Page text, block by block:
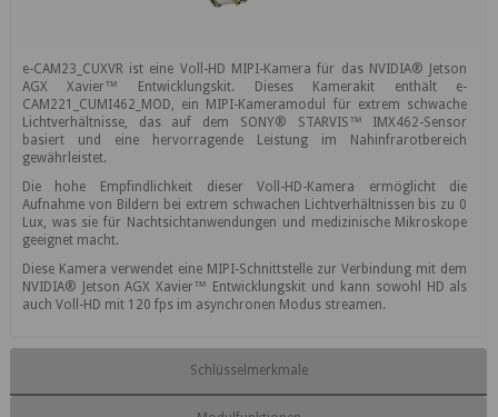
e-CAM23_CUXVR ist eine Voll-HD MIPI-Kamera für das NVIDIA® Jetson
AGX Xavier™ Entwicklungskit. Dieses Kamerakit enthält e-
CAM221_CUMI462_MOD, ein MIPI-Kameramodul für extrem schwache
Lichtverhältnisse, das auf dem SONY® STARVIS™ IMX462-Sensor
basiert und eine hervorragende Leistung im Nahinfrarotbereich
gewährleistet.
Die hohe Empfindlichkeit dieser Voll-HD-Kamera ermöglicht die
Aufnahme von Bildern bei extrem schwachen Lichtverhältnissen bis zu 0
Lux, was sie für Nachtsichtanwendungen und medizinische Mikroskope
geeignet macht.
Diese Kamera verwendet eine MIPI-Schnittstelle zur Verbindung mit dem
NVIDIA® Jetson AGX Xavier™ Entwicklungskit und kann sowohl HD als
auch Voll-HD mit 120 fps im asynchronen Modus streamen.
Schlüsselmerkmale